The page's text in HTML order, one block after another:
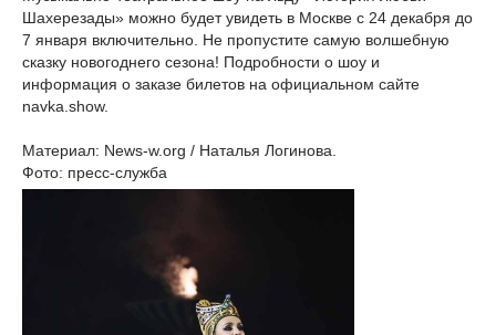
Шахерезады» можно будет увидеть в Москве с 24 декабря до
7 января включительно. Не пропустите самую волшебную
сказку новогоднего сезона! Подробности о шоу и
информация о заказе билетов на официальном сайте
navka.show.
Материал: News-w.org / Наталья Логинова.
Фото: пресс-служба